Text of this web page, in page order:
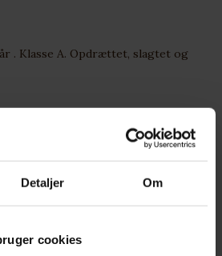
Detaljer Om
cookies
. Klasse A. Opdrættet, slagtet og
654kj/ 157 kcal
2,4g